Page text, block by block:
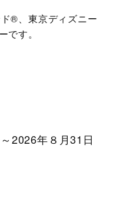
®、東京ディズニー
す。
2026年８月31日